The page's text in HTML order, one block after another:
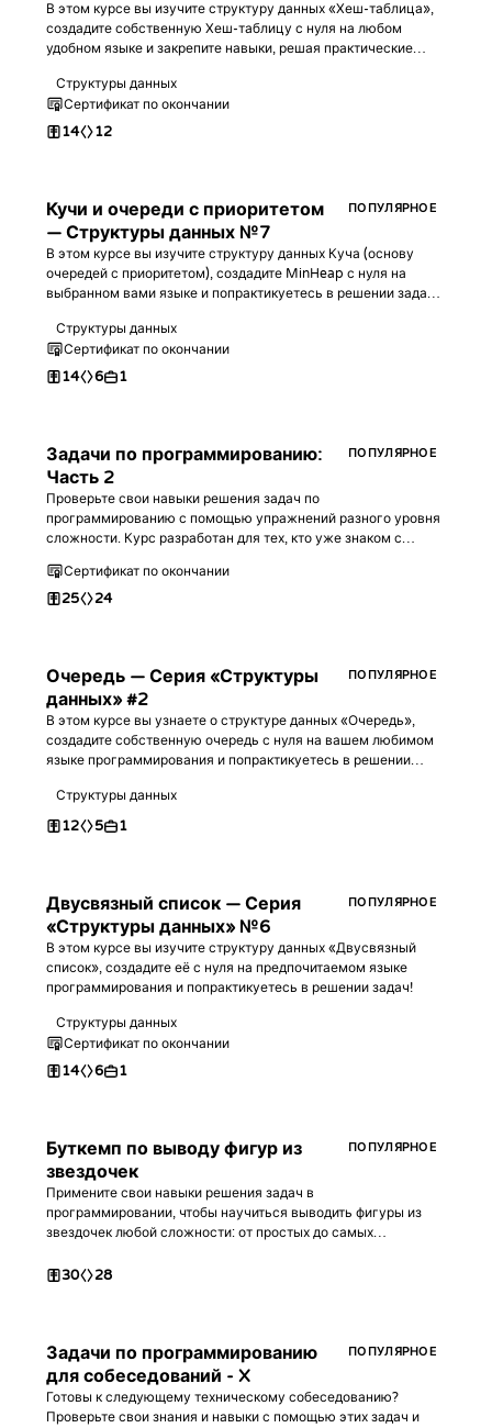
В этом курсе вы изучите структуру данных «Хеш-таблица»,
создадите собственную Хеш-таблицу с нуля на любом
удобном языке и закрепите навыки, решая практические
Структуры данных
Сертификат по окончании
14 12
Кучи и очереди с приоритетом
— Структуры данных №7
ПОПУЛЯРНОЕ
В этом курсе вы изучите структуру данных Куча (основу
очередей с приоритетом), создадите MinHeap с нуля на
выбранном вами языке и попрактикуетесь в решении задач с
Структуры данных
Сертификат по окончании
14 6 1
Задачи по программированию:
Часть 2
ПОПУЛЯРНОЕ
Проверьте свои навыки решения задач по
программированию с помощью упражнений разного уровня
сложности. Курс разработан для тех, кто уже знаком с
является продолжением pierwszej части.
Сертификат по окончании
25 24
Очередь — Серия «Структуры
данных» #2
ПОПУЛЯРНОЕ
В этом курсе вы узнаете о структуре данных «Очередь»,
создадите собственную очередь с нуля на вашем любимом
языке программирования и попрактикуетесь в решении
Структуры данных
12 5 1
Двусвязный список — Серия
«Структуры данных» №6
ПОПУЛЯРНОЕ
В этом курсе вы изучите структуру данных «Двусвязный
список», создадите её с нуля на предпочитаемом языке
программирования и попрактикуетесь в решении задач!
Структуры данных
Сертификат по окончании
14 6 1
Буткемп по выводу фигур из
звездочек
ПОПУЛЯРНОЕ
Примените свои навыки решения задач в
программировании, чтобы научиться выводить фигуры из
звездочек любой сложности: от простых до самых
циклами, условными операторами и математическими
30 28
Задачи по программированию
для собеседований - X
ПОПУЛЯРНОЕ
Готовы к следующему техническому собеседованию?
Проверьте свои знания и навыки с помощью этих задач и